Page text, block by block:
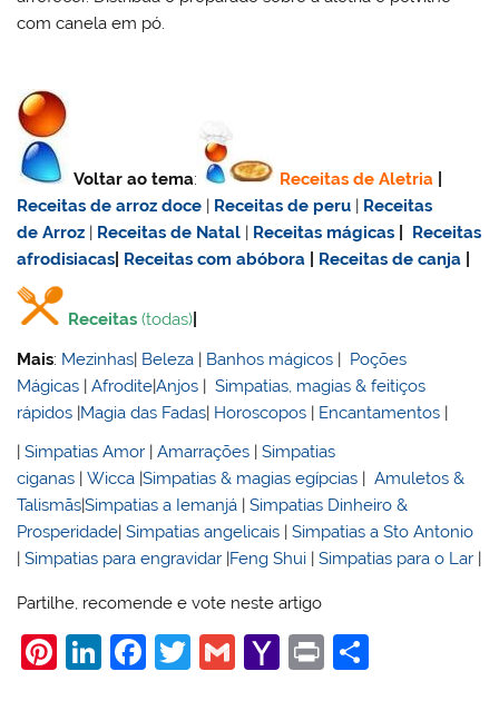
com canela em pó.
Voltar ao tema: Receitas de Aletria
Receitas dearroz doce | Receitas de peru | Receitas
de Arroz | Receitas de Natal | Receitas mágicas
Receitas
afrodisiacas Receitas com abóbora Receitas de canja
Receitas (todas)
Mais: Mezinhas| Beleza | Banhos mágicos | Poções
Mágicas |Afrodite|Anjos |Simpatias, magias & feitiços
rápidos |Magia das Fadas| Horoscopos | Encantamentos |
|Simpatias Amor |Amarrações |Simpatias
ciganas |Wicca |Simpatias & magias egípcias |Amuletos &
Talismãs|Simpatias a Iemanjá |Simpatias Dinheiro &
Prosperidade|Simpatias angelicais |Simpatias a Sto Antonio
|Simpatias para engravidar |Feng Shui |Simpatias para o Lar |
Partilhe, recomende e vote neste artigo
Pi Li F
T
G
Y
Pr